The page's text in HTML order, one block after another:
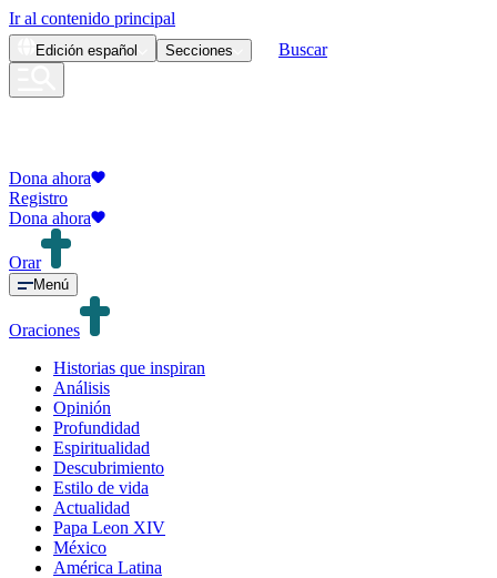
Ir al contenido principal
Edición español Secciones Buscar
Dona ahora
Registro
Dona ahora
Orar
Menú
Oraciones
Historias que inspiran
Análisis
Opinión
Profundidad
Espiritualidad
Descubrimiento
Estilo de vida
Actualidad
Papa Leon XIV
México
América Latina